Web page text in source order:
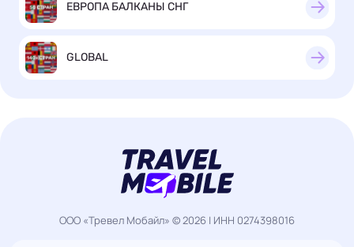
ЕВРОПА БАЛКАНЫ СНГ
GLOBAL
ООО «Тревел Мобайл» © 2026 | ИНН 0274398016